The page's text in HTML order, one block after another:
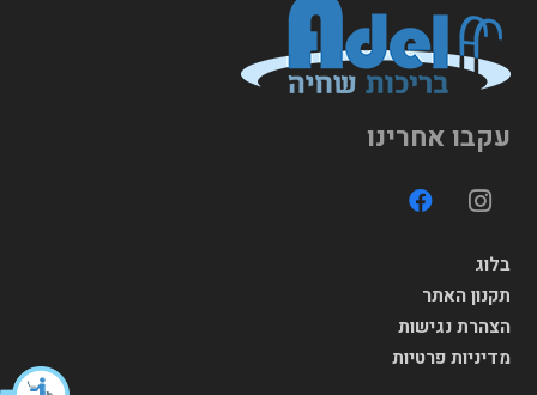
עקבו אחרינו
בלוג
תקנון האתר
הצהרת נגישות
מדיניות פרטיות